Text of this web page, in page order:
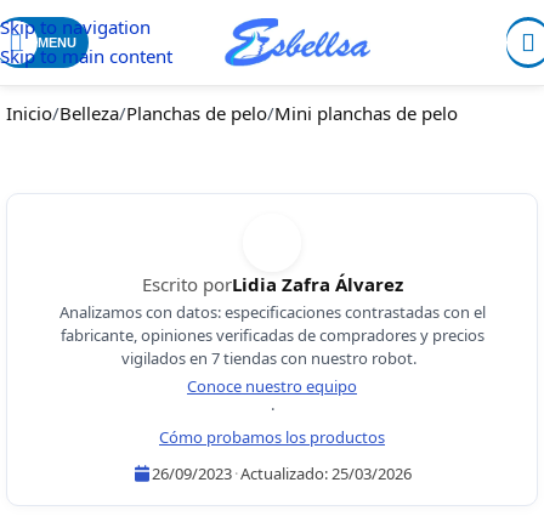
Skip to navigation
Skip to main content
MENU
Inicio/Belleza/Planchas de pelo/Mini planchas de pelo
Escrito porLidia Zafra Álvarez
Analizamos con datos: especificaciones contrastadas con el
fabricante, opiniones verificadas de compradores y precios
vigilados en 7 tiendas con nuestro robot.
Conoce nuestro equipo
·
Cómo probamos los productos
26/09/2023·Actualizado:25/03/2026